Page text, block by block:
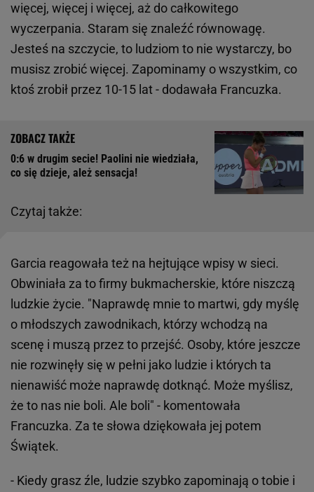
więcej, więcej i więcej, aż do całkowitego
wyczerpania. Staram się znaleźć równowagę.
Jesteś na szczycie, to ludziom to nie wystarczy, bo
musisz zrobić więcej. Zapominamy o wszystkim, co
ktoś zrobił przez 10-15 lat - dodawała Francuzka.
Czytaj także:
0:6 w drugim secie! Paolini nie wiedziała,
co się dzieje, ależ sensacja!
Garcia reagowała też na hejtujące wpisy w sieci.
Obwiniała za to firmy bukmacherskie, które niszczą
ludzkie życie. "Naprawdę mnie to martwi, gdy myślę
o młodszych zawodnikach, którzy wchodzą na
scenę i muszą przez to przejść. Osoby, które jeszcze
nie rozwinęły się w pełni jako ludzie i których ta
nienawiść może naprawdę dotknąć. Może myślisz,
że to nas nie boli. Ale boli" - komentowała
Francuzka. Za te słowa dziękowała jej potem
Świątek.
- Kiedy grasz źle, ludzie szybko zapominają o tobie i